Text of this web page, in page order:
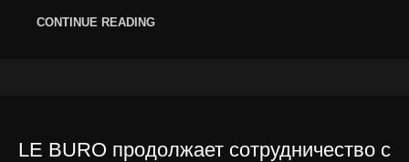
CONTINUE READING
LE BURO продолжает сотрудничество с